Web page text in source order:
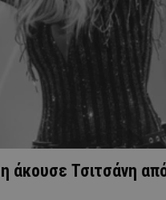
άκουσε Τσιτσάνη